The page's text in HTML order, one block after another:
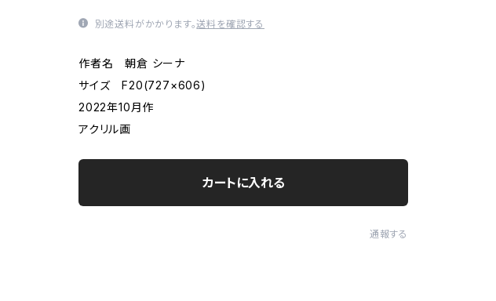
別途送料がかかります。送料を確認する
作者名 朝倉 シーナ
サイズ F20(727×606)
2022年10月作
アクリル画
カートに入れる
通報する